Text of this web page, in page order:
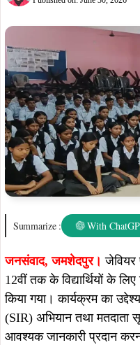
Summarize : With
जनसंवाद,जमशेदपुर। जेवियर
12वीं तक के विद्यार्थियों के
किया गया। कार्यक्रम का
(SIR) अभियान तथा मतदाता
आवश्यक जानकारी प्रदान